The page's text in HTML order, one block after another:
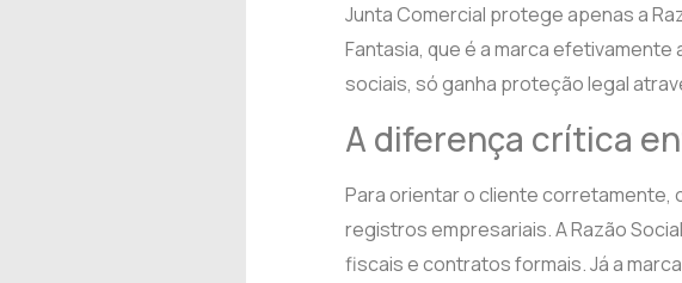
Junta Comercial protege apenas a
Fantasia, que é a marca
sociais, só ganha proteção legal
A diferença crítica
Para orientar o cliente corretamente,
registros empresariais. A Razão
fiscais e contratos formais. Já a